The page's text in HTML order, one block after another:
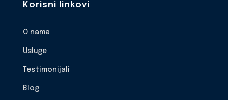
Korisni linkovi
O nama
Usluge
Testimonijali
Blog